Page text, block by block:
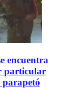
encuentra
particular
parapetó